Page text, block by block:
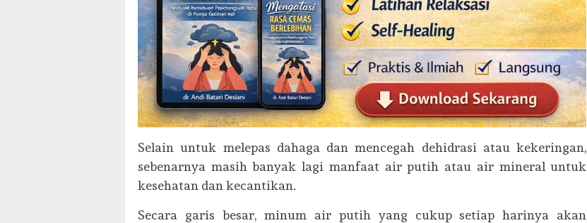
Selain untuk melepas dahaga dan mencegah dehidrasi atau kekeringan,
sebenarnya masih banyak lagi manfaat air putih atau air mineral untuk
kesehatan dan kecantikan.
Secara garis besar, minum air putih yang cukup setiap harinya akan